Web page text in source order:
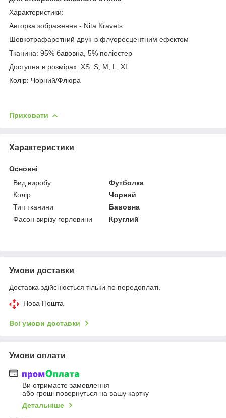
Характеристики:
Авторка зображення - Nita Kravets
Шовкотрафаретний друк із флуоресцентним ефектом
Тканина: 95% бавовна, 5% поліестер
Доступна в розмірах: XS, S, M, L, XL
Колір: Чорний/Флюра
Приховати
Характеристики
Основні
Вид виробу
Футболка
Колір
Чорний
Тип тканини
Бавовна
Фасон вирізу горловини
Круглий
Умови доставки
Доставка здійснюється тільки по передоплаті.
Нова Пошта
Всі умови доставки
Умови оплати
Ви отримаєте замовлення
або гроші повернуться на вашу картку
Детальніше